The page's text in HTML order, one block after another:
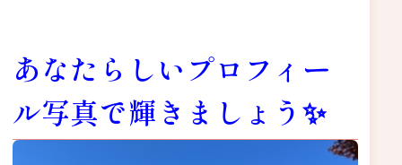
あなたらしいプロフィー
ル写真で輝きましょう✨